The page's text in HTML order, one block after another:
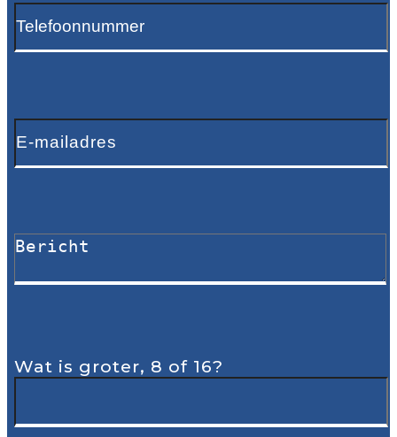
Wat is groter, 8 of 16?